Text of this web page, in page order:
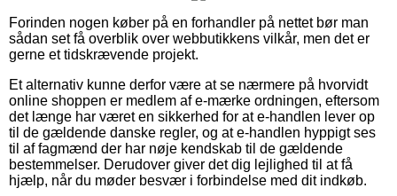
Forinden nogen køber på en forhandler på nettet bør man
sådan set få overblik over webbutikkens vilkår, men det er
gerne et tidskrævende projekt.
Et alternativ kunne derfor være at se nærmere på hvorvidt
online shoppen er medlem af e-mærke ordningen, eftersom
det længe har været en sikkerhed for at e-handlen lever op
til de gældende danske regler, og at e-handlen hyppigt ses
til af fagmænd der har nøje kendskab til de gældende
bestemmelser. Derudover giver det dig lejlighed til at få
hjælp, når du møder besvær i forbindelse med dit indkøb.